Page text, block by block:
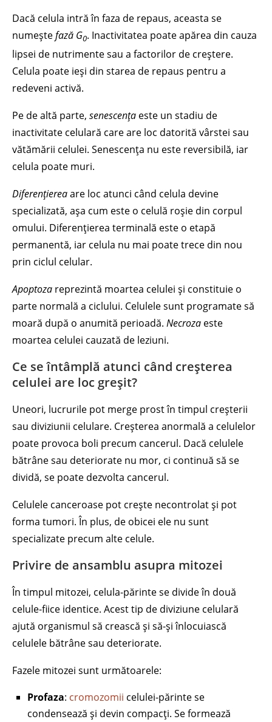
Dacă celula intră în faza de repaus, aceasta se
numeștefază G0. Inactivitatea poate apărea din cauza
lipsei de nutrimente sau a factorilor de creștere.
Celula poate ieși din starea de repaus pentru a
redeveni activă.
Pe de altă parte, senescența este un stadiu de
inactivitate celulară care are loc datorită vârstei sau
vătămării celulei. Senescența nu este reversibilă, iar
celula poate muri.
Diferențiereaare loc atunci când celula devine
specializată, așa cum este o celulă roșie din corpul
omului. Diferențierea terminală este o etapă
permanentă, iar celula nu mai poate trece din nou
prin ciclul celular.
Apoptoza reprezintă moartea celulei și constituie o
parte normală a ciclului. Celulele sunt programate să
moară după o anumită perioadă. Necroza este
moartea celulei cauzată de leziuni.
Ce se întâmplă atunci când creșterea
celulei are loc greșit?
Uneori, lucrurile pot merge prost în timpul creșterii
sau diviziunii celulare. Creșterea anormală a celulelor
poate provoca boli precum cancerul. Dacă celulele
bătrâne sau deteriorate nu mor, ci continuă să se
dividă, se poate dezvolta cancerul.
Celulele canceroase pot crește necontrolat și pot
forma tumori. În plus, de obicei ele nu sunt
specializate precum alte celule.
Privire de ansamblu asupra mitozei
În timpul mitozei, celula-părinte se divide în două
celule-fiice identice. Acest tip de diviziune celulară
ajută organismul să crească și să-și înlocuiască
celulele bătrâne sau deteriorate.
Fazele mitozei sunt următoarele:
Profaza: cromozomii celulei-părinte se
condensează și devin compacți. Se formează